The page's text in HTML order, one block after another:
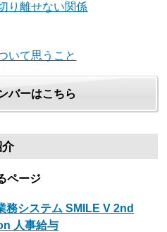
り離せない関係
いて思うこと
バーはこちら
介
ページ
務システム SMILE V 2nd
人事給与